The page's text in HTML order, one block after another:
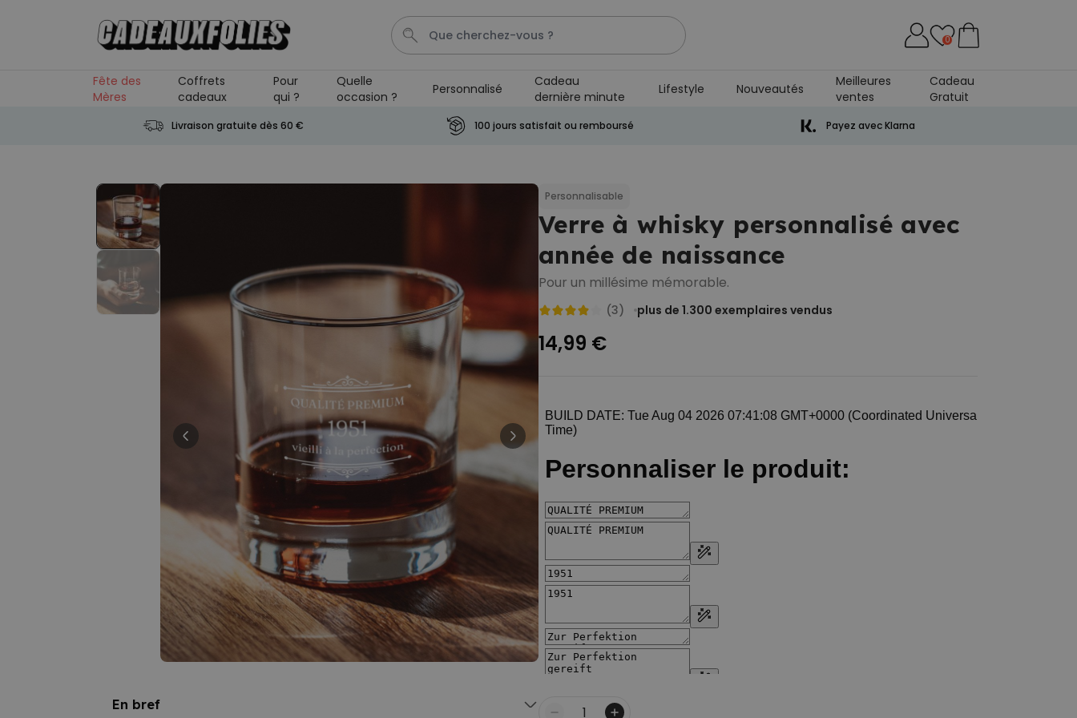
Photo Sur Plexiglas
Verre à gin personnalisé avec
exemplaires
vendus
Personnalisable
Chaussettes personnalisées
visage
28.500
exemplaires
Personnalisable
Poster photo personnalisé
avec texte
exemplaires
vendus
Chaussettes personnalisées
avec votre animal de
compagnie
exemplaires
vendus
Personnalisable
Tablier de cuisine
personnalisé Édition limitée
plus de 2.400
exemplaires
vendus
29,99 €
0
Fête des
Mères
Coffrets
cadeaux
Pour
qui ?
Quelle
occasion ?
Personnalisé
Cadeau
dernière minute
Lifestyle Nouveautés
Meilleures
ventes
Cadeau
Gratuit
Livraison gratuite dès 60 € 100 jours satisfait ou remboursé Payez avec Klarna
En bref
Personnalisable
Verre à whisky personnalisé avec
année de naissance
Pour un millésime mémorable.
(3) plus de 1.300 exemplaires vendus
14,99 €